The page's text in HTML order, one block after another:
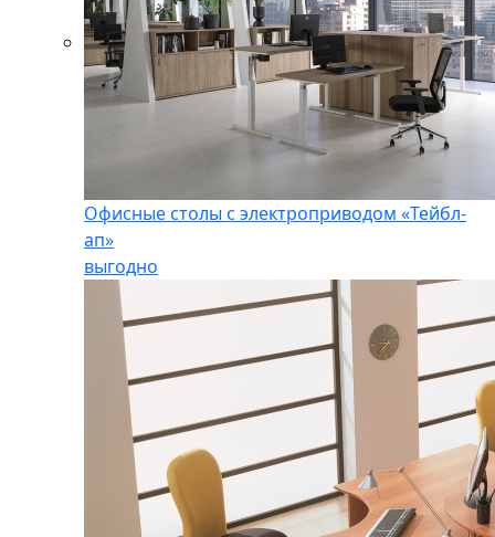
Офисные столы с электроприводом «Тейбл-
ап»
выгодно